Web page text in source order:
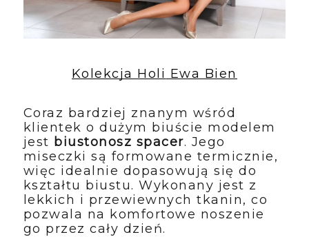
Kolekcja Holi Ewa Bien
​Coraz bardziej znanym wśród
klientek o dużym biuście modelem
jest biustonosz spacer. Jego
miseczki są formowane termicznie,
więc idealnie dopasowują się do
kształtu biustu. Wykonany jest z
lekkich i przewiewnych tkanin, co
pozwala na komfortowe noszenie
go przez cały dzień.